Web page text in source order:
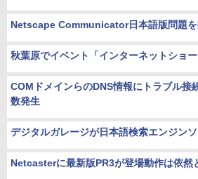
Netscape Communicator日本語版問題を
秋葉原でイベント「インターネットショ
COMドメインらのDNS情報にトラブル接
数発生
デジタルガレージが日本語検索エンジン
Netcasterに最新版PR3が登場動作は依然